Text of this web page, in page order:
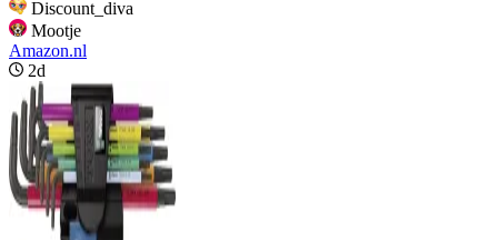
Discount_diva
Mootje
Amazon.nl
2d